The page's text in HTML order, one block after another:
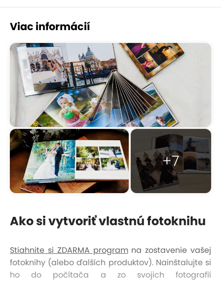
Viac informácií
+7
Ako si vytvoriť vlastnú fotoknihu
Stiahnite si ZDARMA programna zostavenie vašej
fotoknihy (alebo ďalších produktov). Nainštalujte si
ho do počítača a zo svojich fotografií